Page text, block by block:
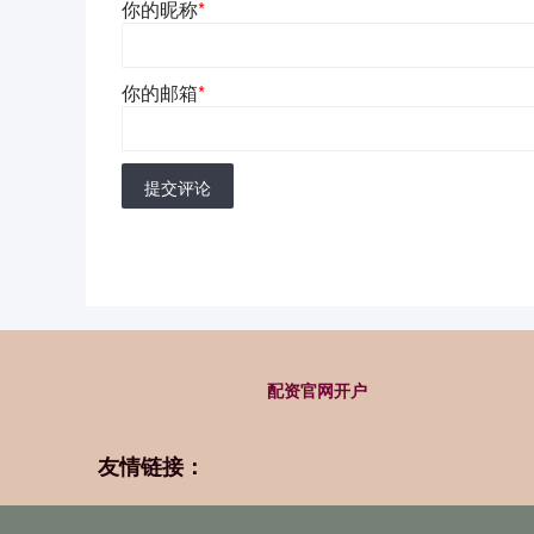
你的昵称*
你的邮箱*
提交评论
配资官网开户
友情链接：